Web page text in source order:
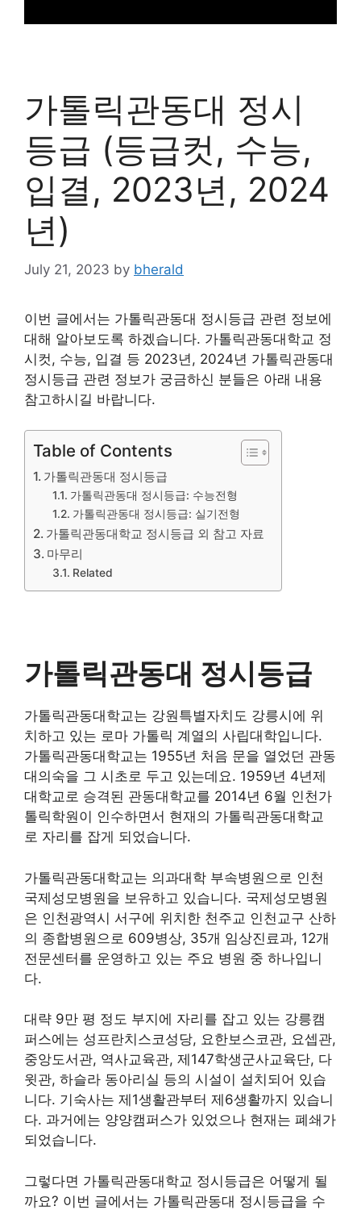
가톨릭관동대 정시
등급 (등급컷, 수능,
입결, 2023년, 2024
년)
July 21, 2023 by bherald
이번 글에서는 가톨릭관동대 정시등급 관련 정보에
대해 알아보도록 하겠습니다. 가톨릭관동대학교 정
시컷, 수능, 입결 등 2023년, 2024년 가톨릭관동대
정시등급 관련 정보가 궁금하신 분들은 아래 내용
참고하시길 바랍니다.
Table of Contents
가톨릭관동대 정시등급
가톨릭관동대 정시등급: 수능전형
가톨릭관동대 정시등급: 실기전형
가톨릭관동대학교 정시등급 외 참고 자료
마무리
Related
가톨릭관동대 정시등급
가톨릭관동대학교는 강원특별자치도 강릉시에 위
치하고 있는 로마 가톨릭 계열의 사립대학입니다.
가톨릭관동대학교는 1955년 처음 문을 열었던 관동
대의숙을 그 시초로 두고 있는데요. 1959년 4년제
대학교로 승격된 관동대학교를 2014년 6월 인천가
톨릭학원이 인수하면서 현재의 가톨릭관동대학교
로 자리를 잡게 되었습니다.
가톨릭관동대학교는 의과대학 부속병원으로 인천
국제성모병원을 보유하고 있습니다. 국제성모병원
은 인천광역시 서구에 위치한 천주교 인천교구 산하
의 종합병원으로 609병상, 35개 임상진료과, 12개
전문센터를 운영하고 있는 주요 병원 중 하나입니
다.
대략 9만 평 정도 부지에 자리를 잡고 있는 강릉캠
퍼스에는 성프란치스코성당, 요한보스코관, 요셉관,
중앙도서관, 역사교육관, 제147학생군사교육단, 다
윗관, 하슬라 동아리실 등의 시설이 설치되어 있습
니다. 기숙사는 제1생활관부터 제6생활까지 있습니
다. 과거에는 양양캠퍼스가 있었으나 현재는 폐쇄가
되었습니다.
그렇다면 가톨릭관동대학교 정시등급은 어떻게 될
까요? 이번 글에서는 가톨릭관동대 정시등급을 수